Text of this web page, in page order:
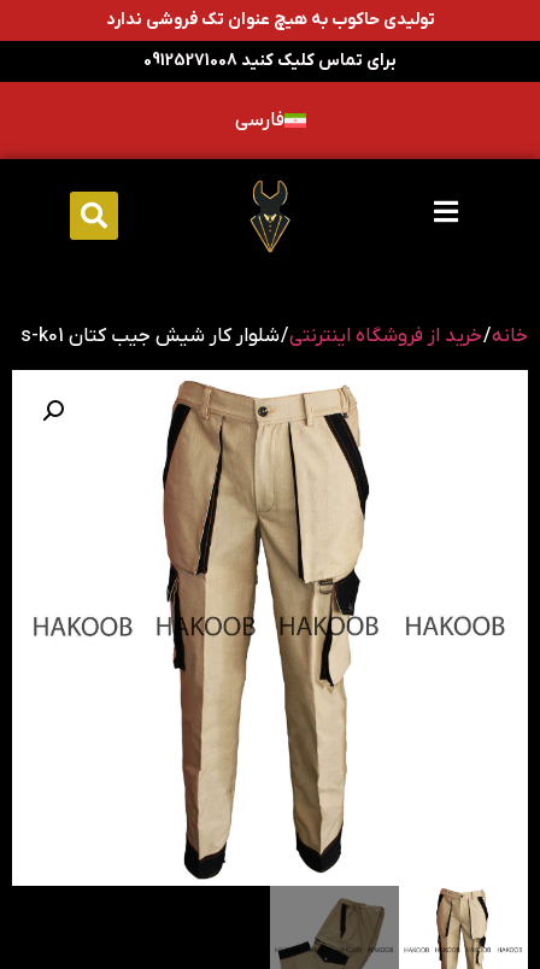
تولیدی حاکوب به هیچ عنوان تک فروشی ندارد
برای تماس کلیک کنید 09125271008
فارسی
خانه/خرید از فروشگاه اینترنتی/ شلوار کار شیش جیب کتان s-k01